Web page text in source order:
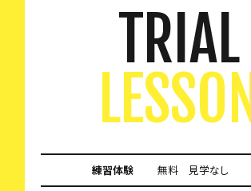
TRIAL
LESSON
練習体験 無料 見学なし